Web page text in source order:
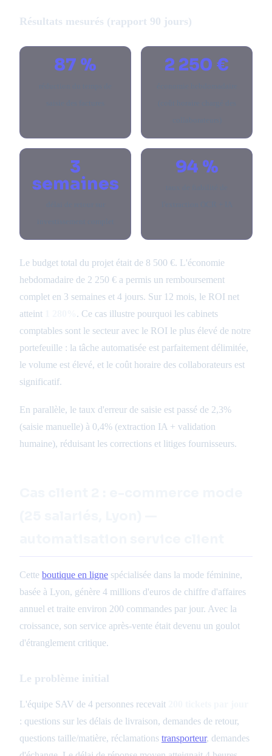
Résultats mesurés (rapport 90 jours)
87 % 2 250 €
3
semaines
94 %
Le budget total du projet était de 8 500 €. L'économie
hebdomadaire de 2 250 € a permis un remboursement
complet en 3 semaines et 4 jours. Sur 12 mois, le ROI net
atteint
. Ce cas illustre pourquoi les cabinets
comptables sont le secteur avec le ROI le plus élevé de notre
portefeuille : la tâche automatisée est parfaitement délimitée,
le volume est élevé, et le coût horaire des collaborateurs est
significatif.
En parallèle, le taux d'erreur de saisie est passé de 2,3%
(saisie manuelle) à 0,4% (extraction IA + validation
humaine), réduisant les corrections et litiges fournisseurs.
Cette boutique en ligne spécialisée dans la mode féminine,
basée à Lyon, génère 4 millions d'euros de chiffre d'affaires
annuel et traite environ 200 commandes par jour. Avec la
croissance, son service après-vente était devenu un goulot
d'étranglement critique.
Le problème initial
L'équipe SAV de 4 personnes recevait
: questions sur les délais de livraison, demandes de retour,
questions taille/matière, réclamations transporteur, demandes